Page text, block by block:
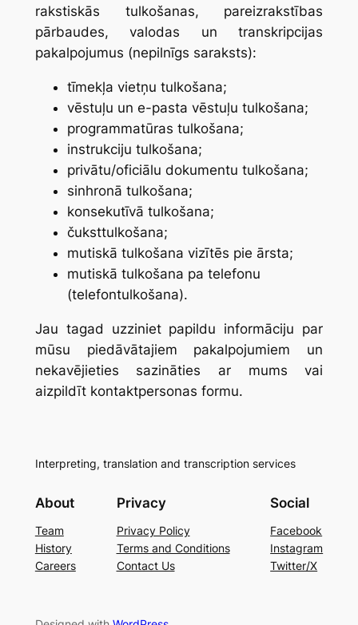
rakstiskās tulkošanas, pareizrakstības
pārbaudes, valodas un transkripcijas
pakalpojumus (nepilnīgs saraksts):
tīmekļa vietņu tulkošana;
vēstuļu un e-pasta vēstuļu tulkošana;
programmatūras tulkošana;
instrukciju tulkošana;
privātu/oficiālu dokumentu tulkošana;
sinhronā tulkošana;
konsekutīvā tulkošana;
čuksttulkošana;
mutiskā tulkošana vizītēs pie ārsta;
mutiskā tulkošana pa telefonu
(telefontulkošana).
Jau tagad uzziniet papildu informāciju par
mūsu piedāvātajiem pakalpojumiem un
nekavējieties sazināties ar mums vai
aizpildīt kontaktpersonas formu.
Interpreting, translation and transcription services
About
Team
History
Careers
Privacy
Privacy Policy
Terms and Conditions
Contact Us
Social
Facebook
Instagram
Twitter/X